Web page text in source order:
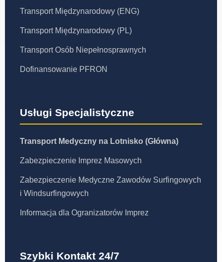
Transport Międzynarodowy (ENG)
Transport Międzynarodowy (PL)
Transport Osób Niepełnosprawnych
Dofinansowanie PFRON
Usługi Specjalistyczne
Transport Medyczny na Lotnisko (Główna)
Zabezpieczenie Imprez Masowych
Zabezpieczenie Medyczne Zawodów Surfingowych
i Windsurfingowych
Informacja dla Ogranizatorów Imprez
Szybki Kontakt 24/7